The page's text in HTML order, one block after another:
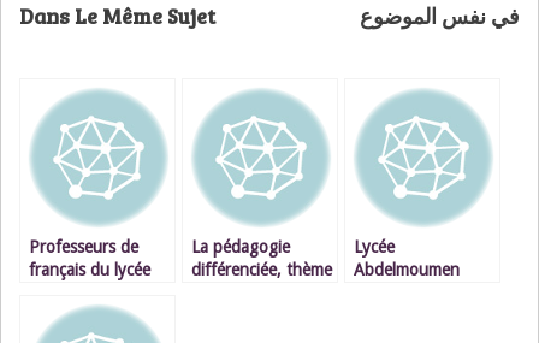
Dans Le Même Sujet في نفس الموضوع
Professeurs de
français du lycée
mobilisez-vous
La pédagogie
différenciée, thème
Lycée
Abdelmoumen